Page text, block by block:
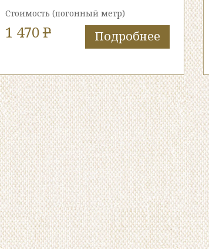
Стоимость (погонный метр)
1 470P Подробнее